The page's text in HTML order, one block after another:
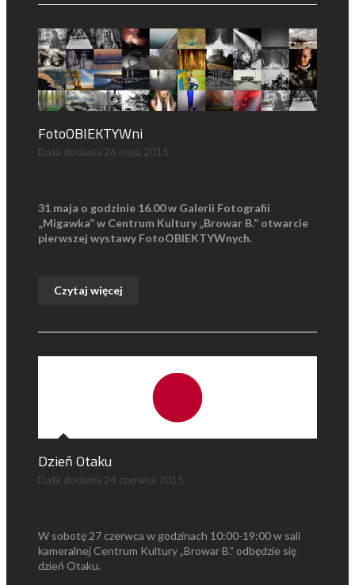
FotoOBIEKTYWni
Data dodania 26 maja 2015
31 maja o godzinie 16.00 w Galerii Fotografii
„Migawka” w Centrum Kultury „Browar B.” otwarcie
pierwszej wystawy FotoOBIEKTYWnych.
Czytaj więcej
Dzień Otaku
Data dodania 24 czerwca 2015
W sobotę 27 czerwca w godzinach 10:00-19:00 w sali
kameralnej Centrum Kultury „Browar B.” odbędzie się
dzień Otaku.